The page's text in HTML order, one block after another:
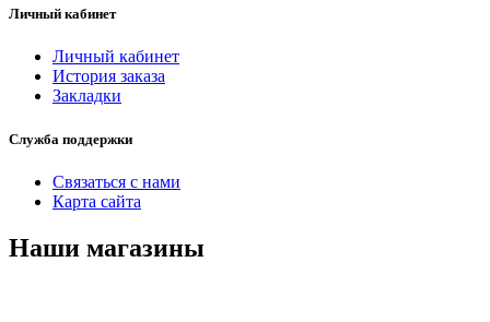
Обмен и возврат товара
Вакансии
Личный кабинет
Личный кабинет
История заказа
Закладки
Служба поддержки
Связаться с нами
Карта сайта
Наши магазины